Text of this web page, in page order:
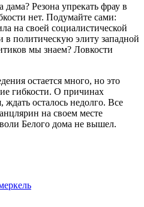
Резона упрекать фрау в
нет. Подумайте сами:
на своей социалистической
в политическую элиту западной
мы знаем? Ловкости
остается много, но это
гибкости. О причинах
ждать осталось недолго. Все
на своем месте
Белого дома не вышел.